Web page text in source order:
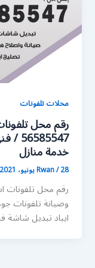
محلات تلفونات
رقم محل
خدمة منازل
Rwan/28 يونيو، 2021
رقم محل تلفونات
وصيانة تلفونات
ايباد تبديل